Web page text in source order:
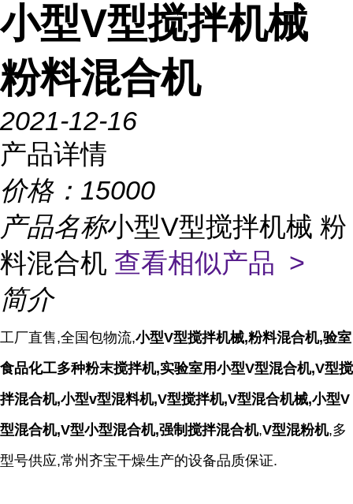
小型V型搅拌机械
粉料混合机
2021-12-16
产品详情
价格： 15000
产品名称小型V型搅拌机械 粉
料混合机 查看相似产品 >
简介
工厂直售,全国包物流,小型V型搅拌机械,粉料混合机,验室
食品化工多种粉末搅拌机,实验室用小型V型混合机,V型搅
拌混合机,小型v型混料机,V型搅拌机,V型混合机械,小型V
型混合机,V型小型混合机,强制搅拌混合机,V型混粉机,多
型号供应,常州齐宝干燥生产的设备品质保证.